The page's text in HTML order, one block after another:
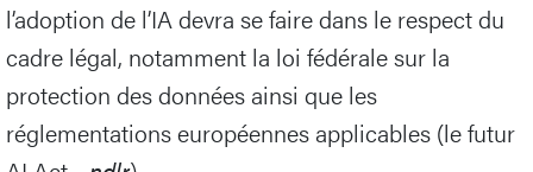
l’adoption de l’IA devra se faire dans le respect du
cadre légal, notamment la loi fédérale sur la
protection des données ainsi que les
réglementations européennes applicables (le futur